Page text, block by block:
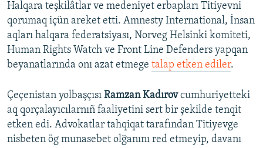
Halqara teşkilâtlar ve medeniyet erbapları Titiyevni
qorumaq içün areket etti. Amnesty International, İnsan
aqları halqara federatsiyası, Norveg Helsinki komiteti,
Human Rights Watch ve Front Line Defenders yapqan
beyanatlarında onı azat etmege talap etken ediler.
Çeçenistan yolbaşçısı Ramzan Kadırovcumhuriyetteki
aq qorçalayıcılarnıñ faaliyetini sert bir şekilde tenqit
etken edi. Advokatlar tahqiqat tarafından Titiyevge
nisbeten ög munasebet olğanını red etmeyip, davanı